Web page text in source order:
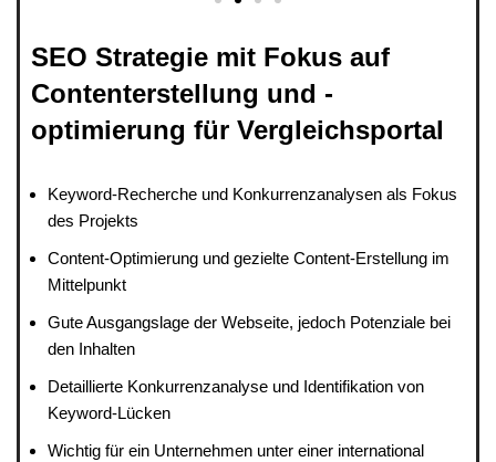
SEO Strategie mit Fokus auf
Contenterstellung und -
optimierung für Vergleichsportal
Keyword-Recherche und Konkurrenzanalysen als Fokus
des Projekts
Content-Optimierung und gezielte Content-Erstellung im
Mittelpunkt
Gute Ausgangslage der Webseite, jedoch Potenziale bei
den Inhalten
Detaillierte Konkurrenzanalyse und Identifikation von
Keyword-Lücken
Wichtig für ein Unternehmen unter einer international